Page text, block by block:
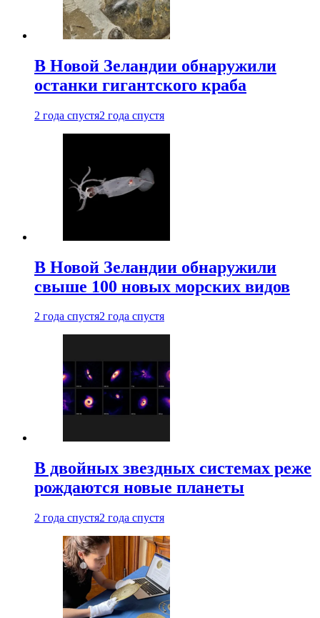
В Новой Зеландии обнаружили
останки гигантского краба
2 года спустя2 года спустя
В Новой Зеландии обнаружили
свыше 100 новых морских видов
2 года спустя2 года спустя
В двойных звездных системах реже
рождаются новые планеты
2 года спустя2 года спустя